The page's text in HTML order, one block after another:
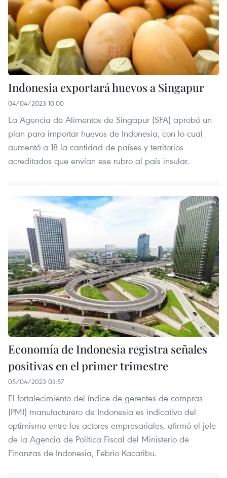
Indonesia exportará huevos a Singapur
04/04/2023 10:00
La Agencia de Alimentos de Singapur (SFA) aprobó un
plan para importar huevos de Indonesia, con lo cual
aumentó a 18 la cantidad de países y territorios
acreditados que envían ese rubro al país insular.
Economía de Indonesia registra señales
positivas en el primer trimestre
05/04/2023 03:57
El fortalecimiento del índice de gerentes de compras
(PMI) manufacturero de Indonesia es indicativo del
optimismo entre los actores empresariales, afirmó el jefe
de la Agencia de Política Fiscal del Ministerio de
Finanzas de Indonesia, Febrio Kacaribu.